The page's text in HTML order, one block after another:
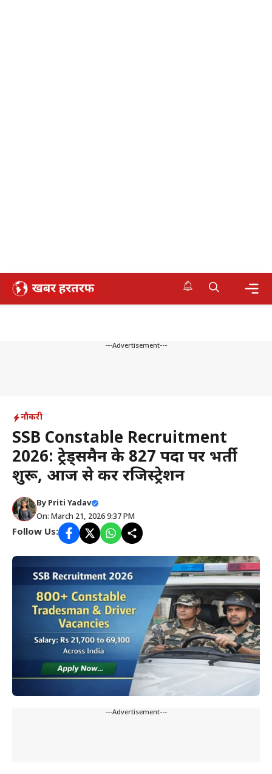
Skip
---Advertisement---
नौकरी
SSB Constable Recruitment
2026: ट्रेड्समैन के 827 पदों पर भर्ती
शुरू, आज से करें रजिस्ट्रेशन
By Priti Yadav
On: March 21, 2026 9:37 PM
Follow Us:
---Advertisement---